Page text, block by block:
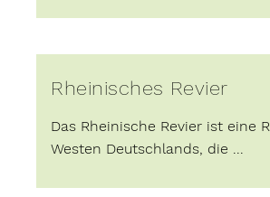
Rheinisches Revier
Das Rheinische Revier ist eine
Westen Deutschlands, die ...